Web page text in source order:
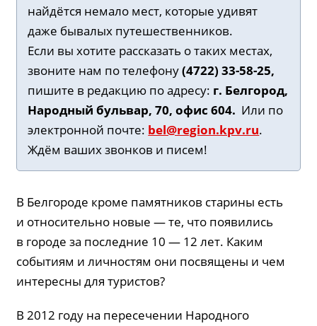
найдётся немало мест, которые удивят
даже бывалых путешественников.
Если вы хотите рассказать о таких местах,
звоните нам по телефону(4722) 33-58-25,
пишите в редакцию по адресу: г. Белгород,
Народный бульвар, 70, офис 604. Или по
электронной почте: bel@region.kpv.ru.
Ждём ваших звонков и писем!
В Белгороде кроме памятников старины есть
и относительно новые — те, что появились
в городе за последние 10 — 12 лет. Каким
событиям и личностям они посвящены и чем
интересны для туристов?
В 2012 году на пересечении Народного